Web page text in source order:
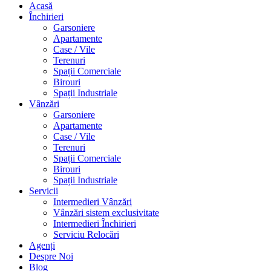
Acasă
Închirieri
Garsoniere
Apartamente
Case / Vile
Terenuri
Spații Comerciale
Birouri
Spații Industriale
Vânzări
Garsoniere
Apartamente
Case / Vile
Terenuri
Spații Comerciale
Birouri
Spații Industriale
Servicii
Intermedieri Vânzări
Vânzări sistem exclusivitate
Intermedieri Închirieri
Serviciu Relocări
Agenți
Despre Noi
Blog